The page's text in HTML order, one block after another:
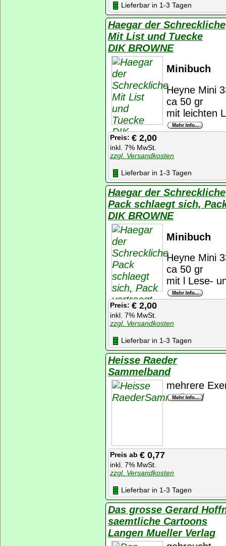
Lieferbar in 1-3 Tagen
Haegar der Schreckliche
Mit List und Tuecke
DIK BROWNE
Minibuch
Heyne Mini
ca 50 gr
mit leichten
Preis: € 2,00
inkl. 7% MwSt.
zzgl. Versandkosten
Lieferbar in 1-3 Tagen
Haegar der Schreckliche
Pack schlaegt sich,
DIK BROWNE
Minibuch
Heyne Mini
ca 50 gr
mit l Lese-
Preis: € 2,00
inkl. 7% MwSt.
zzgl. Versandkosten
Lieferbar in 1-3 Tagen
Heisse Raeder
Sammelband
mehrere
Preis ab € 0,77
inkl. 7% MwSt.
zzgl. Versandkosten
Lieferbar in 1-3 Tagen
Das grosse Gerard
saemtliche Cartoons
Langen Mueller Verlag